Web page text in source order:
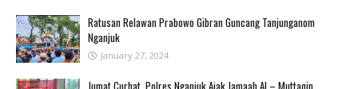
Ratusan Relawan Prabowo Gibran Guncang Tanjunganom
Nganjuk
January 27, 2024
Jumat Curhat, Polres Nganjuk Ajak Jamaah Al – Muttaqin